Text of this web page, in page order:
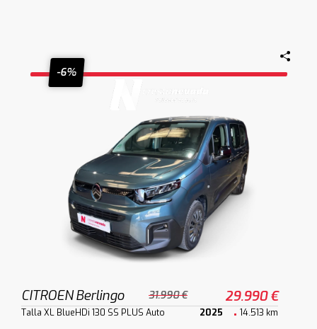
-6%
CITROEN Berlingo 31.990 € 29.990 €
Talla XL BlueHDi 130 SS PLUS Auto 2025 14.513 km